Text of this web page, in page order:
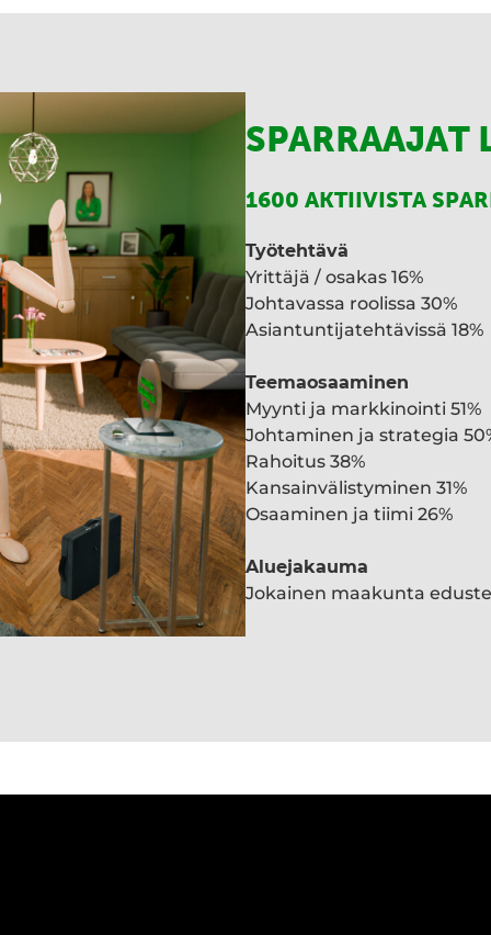
I
SPARRAAJAT
1600 AKTIIVISTA
Työtehtävä
Yrittäjä / osakas 16%
Johtavassa roolissa 30%
Asiantuntijatehtävissä 18%
Teemaosaaminen
Myynti ja markkinointi 51%
Johtaminen ja strategia
Rahoitus 38%
Kansainvälistyminen 31%
Osaaminen ja tiimi 26%
Aluejakauma
Jokainen maakunta